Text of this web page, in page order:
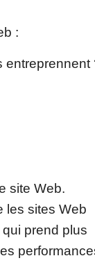
:
entreprennent
site Web.
les sites Web
prend plus